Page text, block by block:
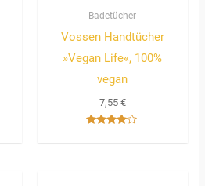
Badetücher
Vossen Handtücher
»Vegan Life«, 100%
vegan
7,55 €